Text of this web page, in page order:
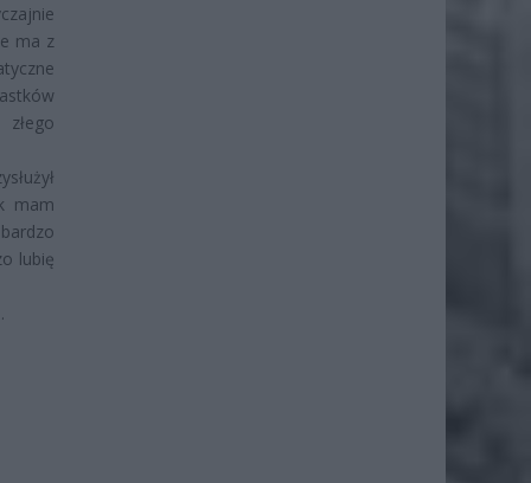
ma z
mam
lubię